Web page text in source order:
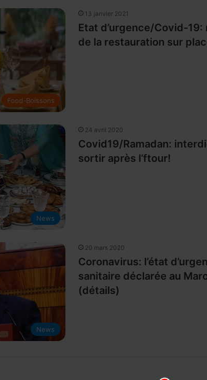
Food-Boissons
13 janvier 2021
Etat d’urgence/Covid-19:
de la restauration sur
News
24 avril 2020
Covid19/Ramadan:
sortir après l’ftour!
News
20 mars 2020
Coronavirus: l’état
sanitaire déclarée au
(détails)